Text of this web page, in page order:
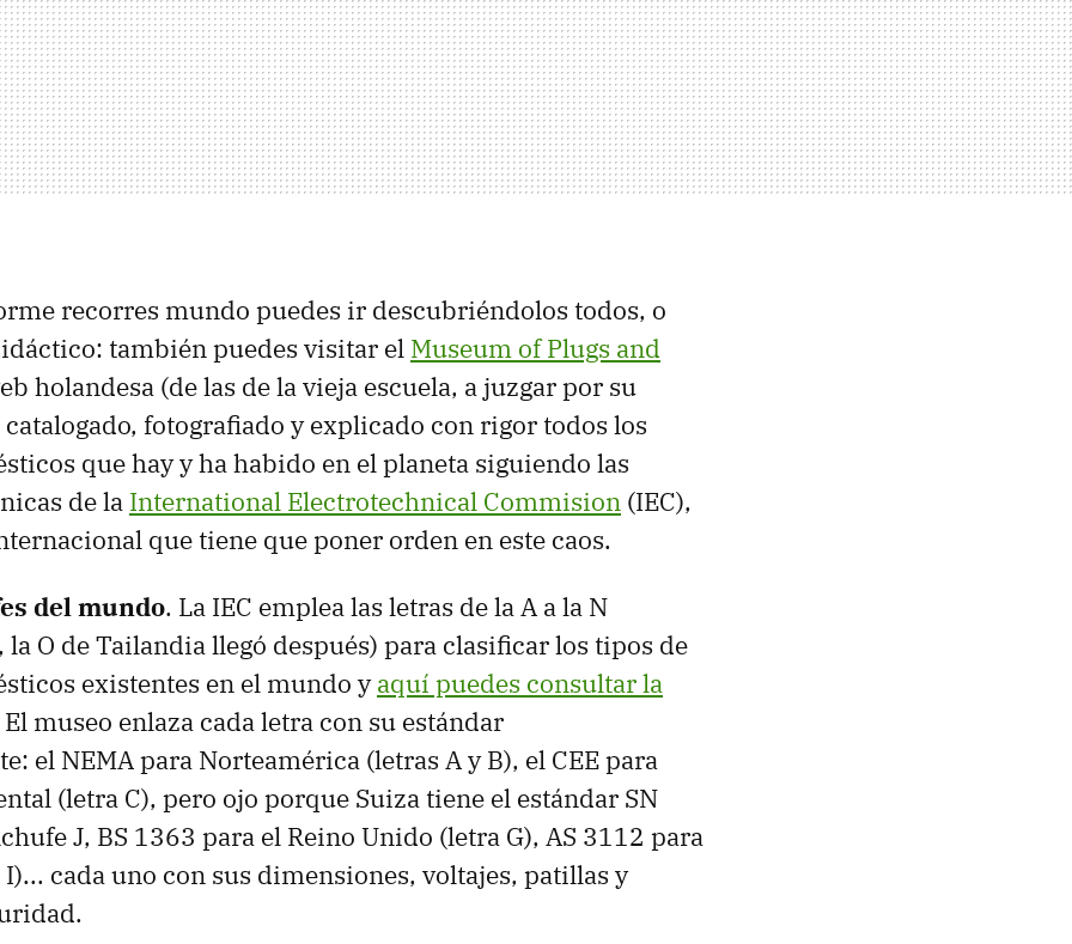
recorres mundo puedes ir descubriéndolos todos, o
también puedes visitar el Museum of Plugs and
holandesa (de las de la vieja escuela, a juzgar por su
fotografiado y explicado con rigor todos los
que hay y ha habido en el planeta siguiendo las
de la International Electrotechnical Commision (IEC),
que tiene que poner orden en este caos.
del mundo. La IEC emplea las letras de la A a la N
O de Tailandia llegó después) para clasificar los tipos de
existentes en el mundo yaquí puedes consultar la
El museo enlaza cada letra con su estándar
el NEMA para Norteamérica (letras A y B), el CEE para
(letra C), pero ojo porque Suiza tiene el estándar SN
J, BS 1363 para el Reino Unido (letra G), AS 3112 para
cada uno con sus dimensiones, voltajes, patillas y